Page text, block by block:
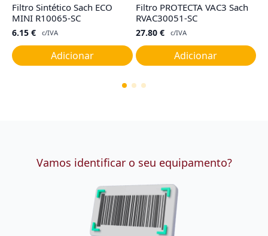
Filtro Sintético Sach ECO
MINI R10065-SC
6.15 € c/IVA
Adicionar
Filtro PROTECTA VAC3 Sach
RVAC30051-SC
27.80 € c/IVA
Adicionar
Vamos identificar o seu equipamento?